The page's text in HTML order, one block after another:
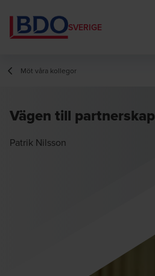
SVERIGE
Möt våra kollegor
Vägen till partnerskap
Patrik Nilsson